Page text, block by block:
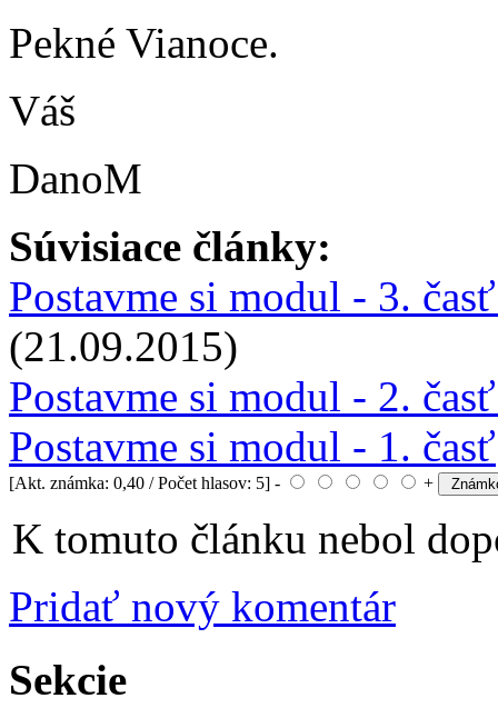
Pekné Vianoce.
Váš
DanoM
Súvisiace články:
Postavme si modul - 3.
(21.09.2015)
Postavme si modul - 2.
Postavme si modul - 1. časť
[Akt. známka: 0,40 / Počet hlasov: 5] - +
K tomuto článku nebol
Pridať nový komentár
Sekcie